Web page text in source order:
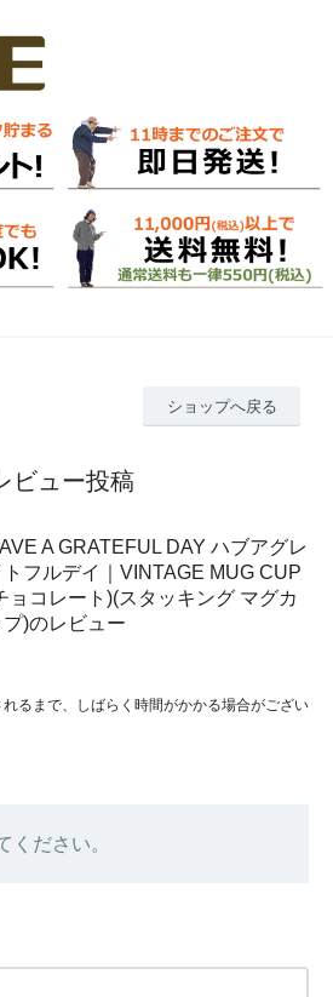
ショップへ戻る
ビュー投稿
A GRATEFUL DAY ハブアグレ
トフルデイ｜VINTAGE MUG CUP
ョコレート)(スタッキング マグカ
プ)のレビュー
るまで、しばらく時間がかかる場合がござい
ください。